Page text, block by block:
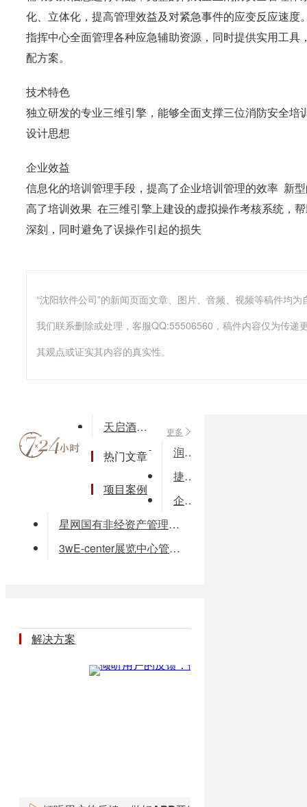
化、立体化，提高管理效益及对紧急事件的应变反应速
指挥中心全面管理各种应急辅助资源，同时提供实用工
配方案。
技术特色
独立研发的专业三维引擎，能够全面支撑三位消防安全
设计思想
企业效益
信息化的培训管理手段，提高了企业培训管理的效率 新
高了培训效果 在三维引擎上建设的虚拟操作考核系统，
深刻，同时避免了误操作引起的损失
我们联系删除或处理，客服QQ:55506560，稿件内容仅为传递
其观点或证实其内容的真实性。
更多
热门文章
项目案例
天启酒店管理信息系统
润尼尔互动交流通知系统
捷普广电行业安全解决方案
企业能源管理解决方案
星网国有非经资产管理系统
3wE-center展览中心管理软件
解决方案